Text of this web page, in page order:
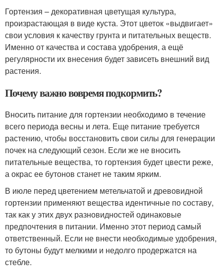
Гортензия – декоративная цветущая культура,
произрастающая в виде куста. Этот цветок «выдвигает»
свои условия к качеству грунта и питательных веществ.
Именно от качества и состава удобрения, а ещё
регулярности их внесения будет зависеть внешний вид
растения.
Почему важно вовремя подкормить?
Вносить питание для гортензии необходимо в течение
всего периода весны и лета. Еще питание требуется
растению, чтобы восстановить свои силы для генерации
почек на следующий сезон. Если же не вносить
питательные вещества, то гортензия будет цвести реже,
а окрас ее бутонов станет не таким ярким.
В июле перед цветением метельчатой и древовидной
гортензии применяют вещества идентичные по составу,
так как у этих двух разновидностей одинаковые
предпочтения в питании. Именно этот период самый
ответственный. Если не внести необходимые удобрения,
то бутоны будут мелкими и недолго продержатся на
стебле.